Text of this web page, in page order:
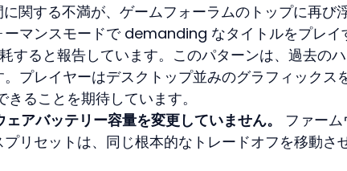
関する不満が、ゲームフォーラムのトップに再び
ーマンスモードで demanding なタイトルをプレイ
すると報告しています。このパターンは、過去の
プレイヤーはデスクトップ並みのグラフィックス
ることを期待しています。
アバッテリー容量を変更していません。
ファーム
リセットは、同じ根本的なトレードオフを移動さ